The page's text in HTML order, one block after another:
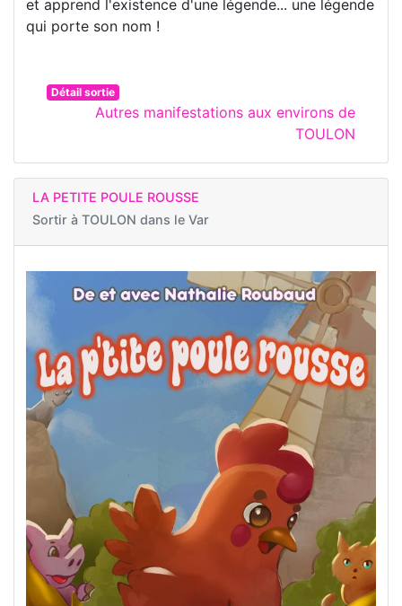
et apprend l'existence d'une légende... une légende
qui porte son nom !
Détail sortie
Autres manifestations aux environs de
TOULON
LA PETITE POULE ROUSSE
Sortir à TOULON dans le Var